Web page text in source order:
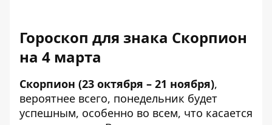
Гороскоп для знака Скорпион
на 4 марта
Скорпион (23 октября – 21 ноября),
вероятнее всего, понедельник будет
успешным, особенно во всем, что касается